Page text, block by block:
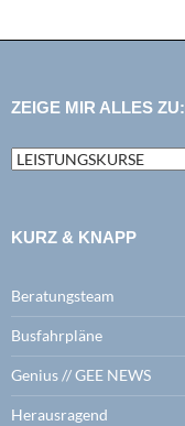
ZEIGE MIR ALLES ZU:
zeige
mir
KURZ & KNAPP
Beratungsteam
Busfahrpläne
Genius // GEE NEWS
Herausragend